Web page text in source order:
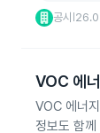
공시
VOC 에
VOC 에너
정보도 함